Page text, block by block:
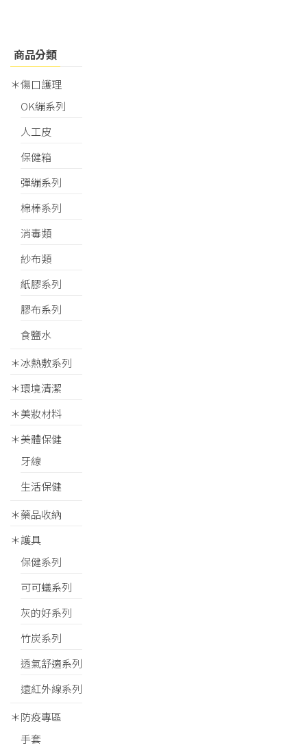
商品分類
＊傷口護理
OK繃系列
人工皮
保健箱
彈繃系列
棉棒系列
消毒類
紗布類
紙膠系列
膠布系列
食鹽水
＊冰熱敷系列
＊環境清潔
＊美妝材料
＊美體保健
牙線
生活保健
＊藥品收納
＊護具
保健系列
可可蟻系列
灰的好系列
竹炭系列
透氣舒適系列
遠紅外線系列
＊防疫專區
手套